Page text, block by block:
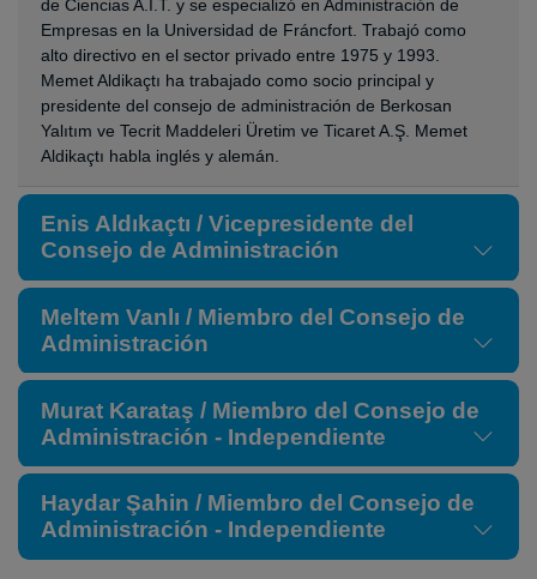
de Ciencias A.İ.T. y se especializó en Administración de
Empresas en la Universidad de Fráncfort. Trabajó como
alto directivo en el sector privado entre 1975 y 1993.
Memet Aldikaçtı ha trabajado como socio principal y
presidente del consejo de administración de Berkosan
Yalıtım ve Tecrit Maddeleri Üretim ve Ticaret A.Ş. Memet
Aldikaçtı habla inglés y alemán.
Enis Aldıkaçtı / Vicepresidente del
Consejo de Administración
Meltem Vanlı / Miembro del Consejo de
Administración
Murat Karataş / Miembro del Consejo de
Administración - Independiente
Haydar Şahin / Miembro del Consejo de
Administración - Independiente